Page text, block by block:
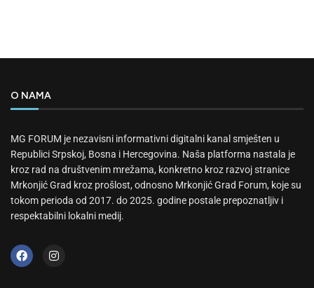
O NAMA
MG FORUM je nezavisni informativni digitalni kanal smješten u
Republici Srpskoj, Bosna i Hercegovina. Naša platforma nastala je
kroz rad na društvenim mrežama, konkretno kroz razvoj stranice
Mrkonjić Grad kroz prošlost, odnosno Mrkonjić Grad Forum, koje su
tokom perioda od 2017. do 2025. godine postale prepoznatljiv i
respektabilni lokalni medij.